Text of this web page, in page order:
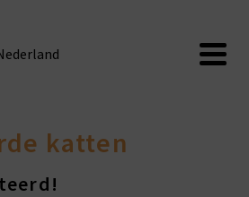
katten